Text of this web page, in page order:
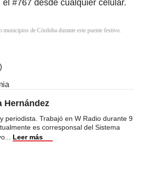
#767 desde cualquier celular.
municipios de Córdoba durante este puente festivo.
Hernández
periodista. Trabajó en W Radio durante 9
es corresponsal del Sistema
Leer más